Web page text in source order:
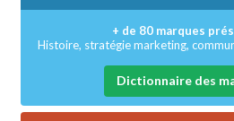
+ de 80 marques
Histoire, stratégie marketing,
Dictionnaire des